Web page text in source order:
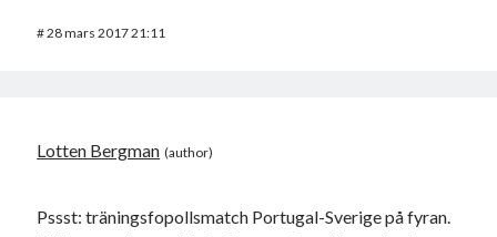
#28 mars 2017 21:11
Lotten Bergman
Pssst: träningsfopollsmatch Portugal-Sverige på fyran.